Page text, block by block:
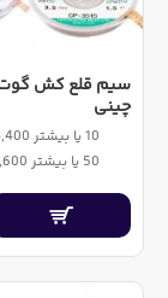
چینی
10 یا بیشتر 1,574,400ریال
50 یا بیشتر 1,541,600ریال